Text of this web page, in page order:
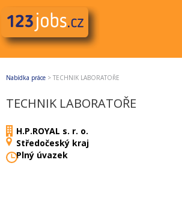
Nabídka práce > TECHNIK LABORATOŘE
TECHNIK LABORATOŘE
H.P.ROYAL s. r. o.
Středočeský kraj
Plný úvazek